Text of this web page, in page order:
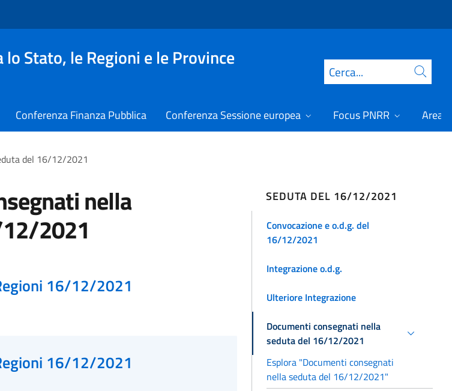
Stato, le Regioni e le Province
Cerca
Conferenza Finanza Pubblica Conferenza Sessione europea Focus PNRR Area
del 16/12/2021
nella
2021
16/12/2021
16/12/2021
SEDUTA DEL 16/12/2021
Convocazione e o.d.g. del
16/12/2021
Integrazione o.d.g.
Ulteriore Integrazione
Documenti consegnati nella
seduta del 16/12/2021
Esplora "Documenti consegnati
nella seduta del 16/12/2021"